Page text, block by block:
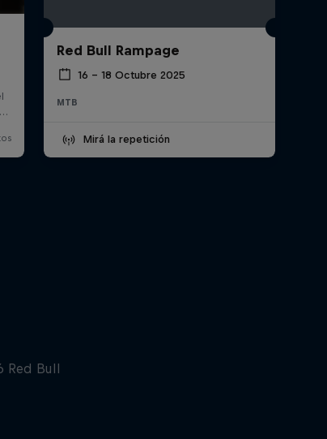
Red Bull Rampage
16 – 18 Octubre 2025
MTB
Mirá la repetición